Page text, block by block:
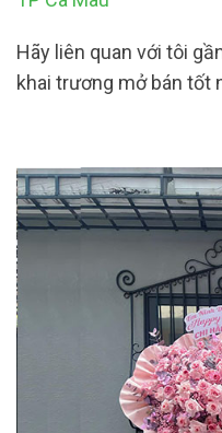
Hãy liên quan với tôi
khai trương mở bán tốt